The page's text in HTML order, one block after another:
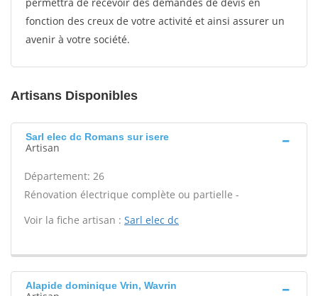
fonction des creux de votre activité et ainsi assurer un
avenir à votre société.
Artisans Disponibles
Sarl elec dc Romans sur isere
Artisan
Département: 26
Rénovation électrique complète ou partielle -
Voir la fiche artisan : Sarl elec dc
Alapide dominique Vrin, Wavrin